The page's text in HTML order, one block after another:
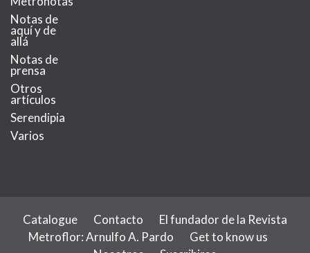
Notas de
aquí y de
allá
Notas de
prensa
Otros
artículos
Serendipia
Varios
Catalogue Contacto
El fundador de la Revista
Metroflor: Arnulfo A. Pardo
Get to know us